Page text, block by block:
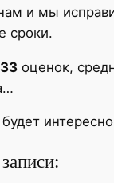
и мы
сроки.
33оценок,
интересно